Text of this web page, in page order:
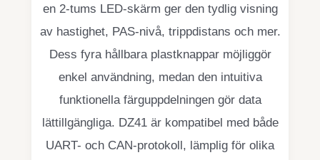
en 2-tums LED-skärm ger den tydlig visning
av hastighet, PAS-nivå, trippdistans och mer.
Dess fyra hållbara plastknappar möjliggör
enkel användning, medan den intuitiva
funktionella färguppdelningen gör data
lättillgängliga. DZ41 är kompatibel med både
UART- och CAN-protokoll, lämplig för olika